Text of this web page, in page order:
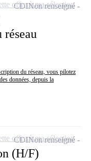
du réseau, vous pilotez
données, depuis la
CDINon renseigné
offre à ma sélection
(H/F)
CDINon renseigné
offre à ma sélection